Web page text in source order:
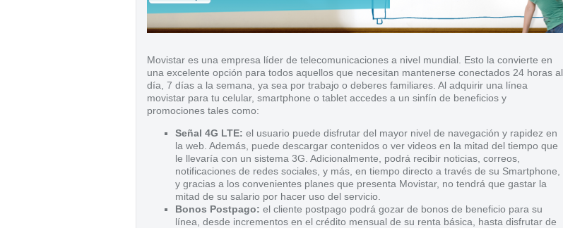
Movistar es una empresa líder de telecomunicaciones a nivel mundial. Esto la convierte en
una excelente opción para todos aquellos que necesitan mantenerse conectados 24 horas al
día, 7 días a la semana, ya sea por trabajo o deberes familiares. Al adquirir una línea
movistar para tu celular, smartphone o tablet accedes a un sinfín de beneficios y
promociones tales como:
Señal 4G LTE: el usuario puede disfrutar del mayor nivel de navegación y rapidez en
la web. Además, puede descargar contenidos o ver videos en la mitad del tiempo que
le llevaría con un sistema 3G. Adicionalmente, podrá recibir noticias, correos,
notificaciones de redes sociales, y más, en tiempo directo a través de su Smartphone,
y gracias a los convenientes planes que presenta Movistar, no tendrá que gastar la
mitad de su salario por hacer uso del servicio.
Bonos Postpago: el cliente postpago podrá gozar de bonos de beneficio para su
línea, desde incrementos en el crédito mensual de su renta básica, hasta disfrutar de